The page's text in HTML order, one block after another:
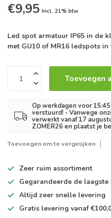
€9,95 Incl. 21% btw
Led spot armatuur IP65 in de
met GU10 of MR16 ledspots
Toevoegen
Op werkdagen voor
verstuurd! - Vanwege
verwerkt vanaf 17
ZOMER26 en plaatst je
Toevoegen om te vergelijken
Zeer ruim assortiment
Gegarandeerde de laagste
Altijd zeer snelle levering
Gratis levering vanaf